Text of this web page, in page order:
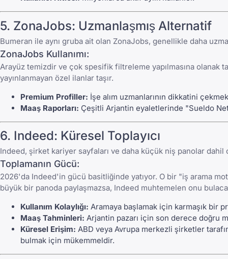
5. ZonaJobs: Uzmanlaşmış Alternatif
Bumeran ile aynı gruba ait olan ZonaJobs, genellikle daha
ZonaJobs Kullanımı:
Arayüz temizdir ve çok spesifik filtreleme yapılmasına olanak
yayınlanmayan özel ilanlar taşır.
Premium Profiller: İşe alım uzmanlarının dikkatini
Maaş Raporları: Çeşitli Arjantin eyaletlerinde "Sueldo
6. Indeed: Küresel Toplayıcı
Indeed, şirket kariyer sayfaları ve daha küçük niş panolar
Toplamanın Gücü:
2026'da Indeed'in gücü basitliğinde yatıyor. O bir "iş arama
büyük bir panoda paylaşmazsa, Indeed muhtemelen onu
Kullanım Kolaylığı: Aramaya başlamak için karmaşık bir
Maaş Tahminleri: Arjantin pazarı için son derece doğru
Küresel Erişim: ABD veya Avrupa merkezli şirketler
bulmak için mükemmeldir.